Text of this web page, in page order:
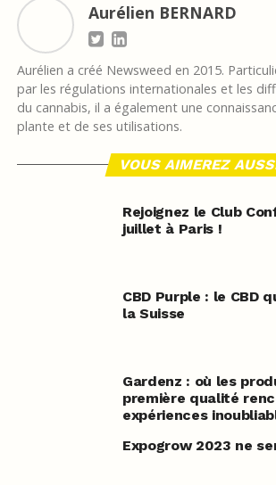
Aurélien BERNARD
Aurélien a créé Newsweed en 2015.
par les régulations internationales et les
du cannabis, il a également une
plante et de ses utilisations.
VOUS AIMEREZ
Rejoignez le Club
juillet à Paris !
CBD Purple : le CBD
la Suisse
Gardenz : où les
première qualité
expériences
Expogrow 2023 ne